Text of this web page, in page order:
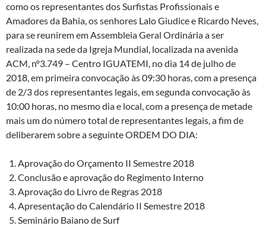
como os representantes dos Surfistas Profissionais e
Amadores da Bahia, os senhores Lalo Giudice e Ricardo Neves,
para se reunirem em Assembleia Geral Ordinária a ser
realizada na sede da Igreja Mundial, localizada na avenida
ACM, nº3.749 – Centro IGUATEMI, no dia 14 de julho de
2018, em primeira convocação às 09:30 horas, com a presença
de 2/3 dos representantes legais, em segunda convocação às
10:00 horas, no mesmo dia e local, com a presença de metade
mais um do número total de representantes legais, a fim de
deliberarem sobre a seguinte ORDEM DO DIA:
Aprovação do Orçamento II Semestre 2018
Conclusão e aprovação do Regimento Interno
Aprovação do Livro de Regras 2018
Apresentação do Calendário II Semestre 2018
Seminário Baiano de Surf